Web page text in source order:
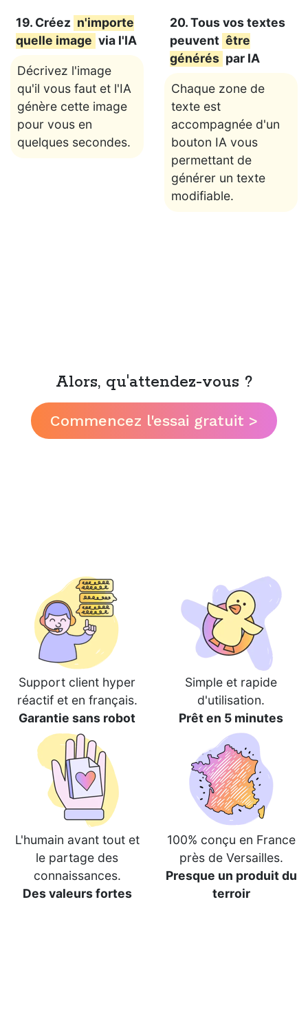
19. Créez n'importe
quelle image via l'IA
Décrivez l'image
qu'il vous faut et l'IA
génère cette image
pour vous en
quelques secondes.
20. Tous vos textes
peuvent être
générés par IA
Chaque zone de
texte est
accompagnée d'un
bouton IA vous
permettant de
générer un texte
modifiable.
Alors, qu'attendez-vous ?
Commencez l'essai gratuit >
Support client hyper
réactif et en français.
Garantie sans robot
Simple et rapide
d'utilisation.
Prêt en 5 minutes
L'humain avant tout et
le partage des
connaissances.
Des valeurs fortes
100% conçu en France
près de Versailles.
Presque un produit du
terroir